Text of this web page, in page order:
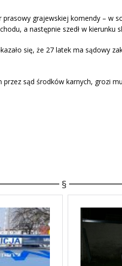
prasowy grajewskiej komendy – w
a następnie szedł w kierunku
się, że 27 latek ma sądowy
sąd środków karnych, grozi